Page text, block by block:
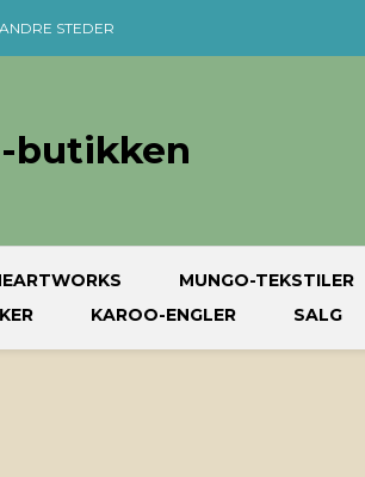
STEDER
butikken
MUNGO-TEKSTILER
KAROO-ENGLER SALG